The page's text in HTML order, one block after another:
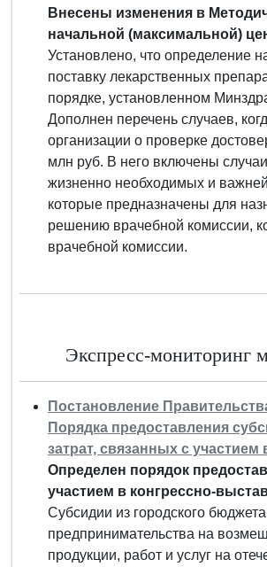
Внесены изменения в
начальной (максимальной)
Установлено, что определение
поставку лекарственных
порядке, установленном
Дополнен перечень случаев,
организации о проверке
млн руб. В него включены
жизненно необходимых и
которые предназначены для
решению врачебной комиссии,
врачебной комиссии.
Экспресс-мониторинг
Постановление
Порядка предоставления
затрат, связанных с
Определен порядок
участием в конгрессно-
Субсидии из городского
предпринимательства на
продукции, работ и услуг на